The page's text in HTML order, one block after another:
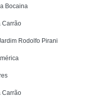
Bocaina
Carrão
Rodolfo Pirani
Carrão